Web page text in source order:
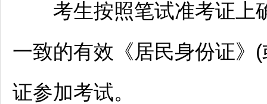
考生按照笔试准考证上
一致的有效《居民身份证》
证参加考试。